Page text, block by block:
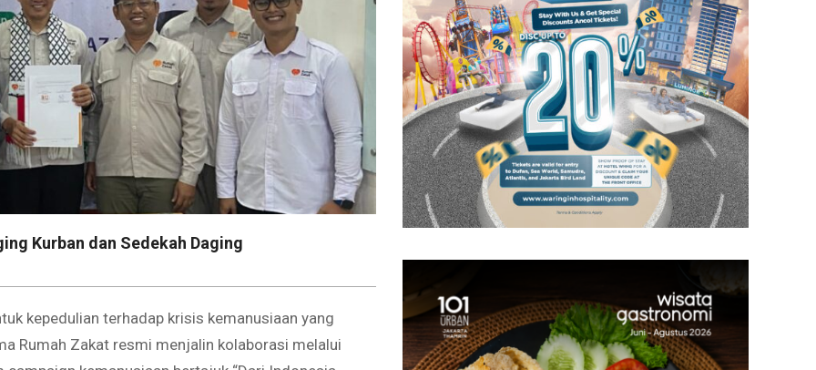
Kurban dan Sedekah Daging
kepedulian terhadap krisis kemanusiaan yang
Rumah Zakat resmi menjalin kolaborasi melalui